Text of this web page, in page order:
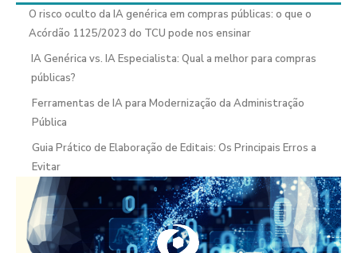
O risco oculto da IA genérica em compras públicas: o que o
Acórdão 1125/2023 do TCU pode nos ensinar
IA Genérica vs. IA Especialista: Qual a melhor para compras
públicas?
Ferramentas de IA para Modernização da Administração
Pública
Guia Prático de Elaboração de Editais: Os Principais Erros a
Evitar